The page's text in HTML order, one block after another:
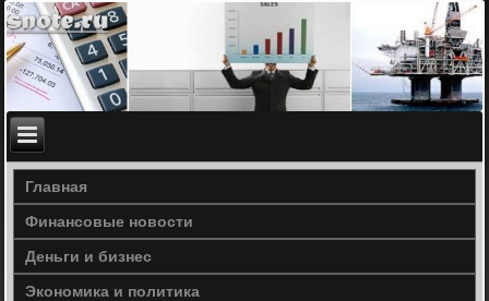
Главная
Финансовые новости
Деньги и бизнес
Экономика и политика